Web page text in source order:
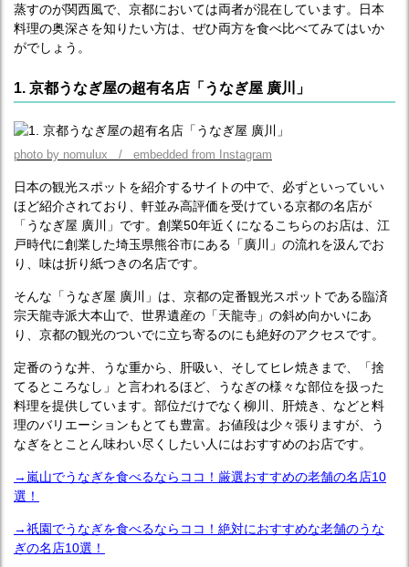
蒸すのが関西風で、京都においては両者が混在しています。日本
料理の奥深さを知りたい方は、ぜひ両方を食べ比べてみてはいか
がでしょう。
1. 京都うなぎ屋の超有名店「うなぎ屋 廣川」
photo by nomulux / embedded from Instagram
日本の観光スポットを紹介するサイトの中で、必ずといっていい
ほど紹介されており、軒並み高評価を受けている京都の名店が
「うなぎ屋 廣川」です。創業50年近くになるこちらのお店は、江
戸時代に創業した埼玉県熊谷市にある「廣川」の流れを汲んでお
り、味は折り紙つきの名店です。
そんな「うなぎ屋 廣川」は、京都の定番観光スポットである臨済
宗天龍寺派大本山で、世界遺産の「天龍寺」の斜め向かいにあ
り、京都の観光のついでに立ち寄るのにも絶好のアクセスです。
定番のうな丼、うな重から、肝吸い、そしてヒレ焼きまで、「捨
てるところなし」と言われるほど、うなぎの様々な部位を扱った
料理を提供しています。部位だけでなく柳川、肝焼き、などと料
理のバリエーションもとても豊富。お値段は少々張りますが、う
なぎをとことん味わい尽くしたい人にはおすすめのお店です。
→嵐山でうなぎを食べるならココ！厳選おすすめの老舗の名店10
選！
→祇園でうなぎを食べるならココ！絶対におすすめな老舗のうな
ぎの名店10選！